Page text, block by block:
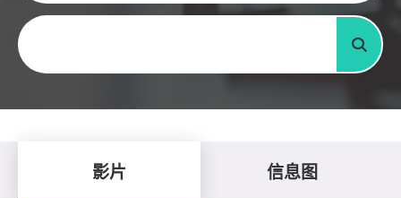
关键字
搜寻
影片 信息图